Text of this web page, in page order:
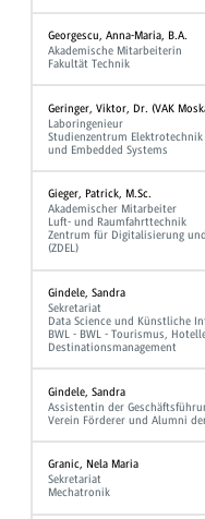
Georgescu, Anna-Maria, B.A.
Akademische Mitarbeiterin
Fakultät Technik
Geringer, Viktor, Dr. (VAK
Laboringenieur
Studienzentrum
und Embedded Systems
Gieger, Patrick, M.Sc.
Akademischer Mitarbeiter
Luft- und Raumfahrttechnik
Zentrum für Digitalisierung
(ZDEL)
Gindele, Sandra
Sekretariat
Data Science und Künstliche
BWL - BWL - Tourismus,
Destinationsmanagement
Gindele, Sandra
Assistentin der
Verein Förderer und Alumni
Granic, Nela Maria
Sekretariat
Mechatronik